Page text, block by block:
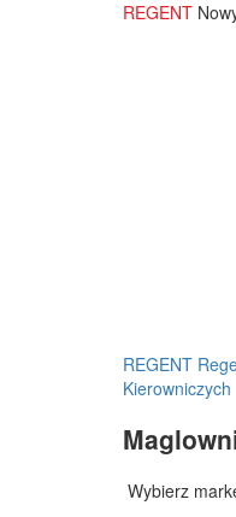
REGENT
REGENT
Kierowniczych
Wybierz